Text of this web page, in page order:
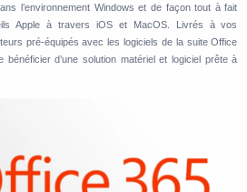
l’environnement Windows et de façon tout à fait
Apple à travers iOS et MacOS. Livrés à vos
pré-équipés avec les logiciels de la suite Office
d’une solution matériel et logiciel prête à